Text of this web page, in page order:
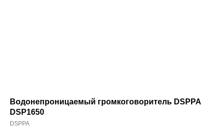
Водонепроницаемый громкоговоритель DSPPA
DSP1650
DSPPA